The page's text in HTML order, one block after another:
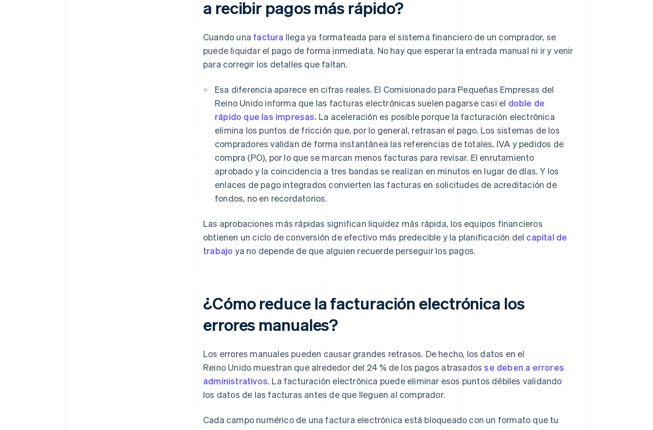
a recibir pagos más rápido?
Cuando una factura llega ya formateada para el sistema financiero de un comprador, se
puede liquidar el pago de forma inmediata. No hay que esperar la entrada manual ni ir y venir
para corregir los detalles que faltan.
Esa diferencia aparece en cifras reales. El Comisionado para Pequeñas Empresas del
Reino Unido informa que las facturas electrónicas suelen pagarse casi el doble de
rápido que las impresas. La aceleración es posible porque la facturación electrónica
elimina los puntos de fricción que, por lo general, retrasan el pago. Los sistemas de los
compradores validan de forma instantánea las referencias de totales, IVA y pedidos de
compra (PO), por lo que se marcan menos facturas para revisar. El enrutamiento
aprobado y la coincidencia a tres bandas se realizan en minutos en lugar de días. Y los
enlaces de pago integrados convierten las facturas en solicitudes de acreditación de
fondos, no en recordatorios.
Las aprobaciones más rápidas significan liquidez más rápida, los equipos financieros
obtienen un ciclo de conversión de efectivo más predecible y la planificación del capital de
trabajo ya no depende de que alguien recuerde perseguir los pagos.
¿Cómo reduce la facturación electrónica los
errores manuales?
Los errores manuales pueden causar grandes retrasos. De hecho, los datos en el
Reino Unido muestran que alrededor del 24 % de los pagos atrasadosse deben a errores
administrativos. La facturación electrónica puede eliminar esos puntos débiles validando
los datos de las facturas antes de que lleguen al comprador.
Cada campo numérico de una factura electrónica está bloqueado con un formato que tu